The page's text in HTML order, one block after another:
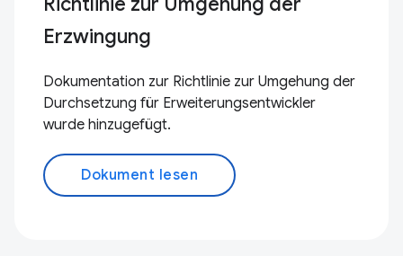
Erzwingung
Dokumentation zur Richtlinie zur Umgehung der
Durchsetzung für Erweiterungsentwickler
wurde hinzugefügt.
Dokument lesen